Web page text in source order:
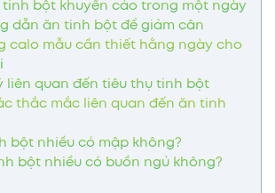
tinh bột khuyến cáo trong một ngày
dẫn ăn tinh bột để giảm cân
calo mẫu cần thiết hằng ngày cho
liên quan đến tiêu thụ tinh bột
thắc mắc liên quan đến ăn tinh
bột nhiều có mập không?
bột nhiều có buồn ngủ không?